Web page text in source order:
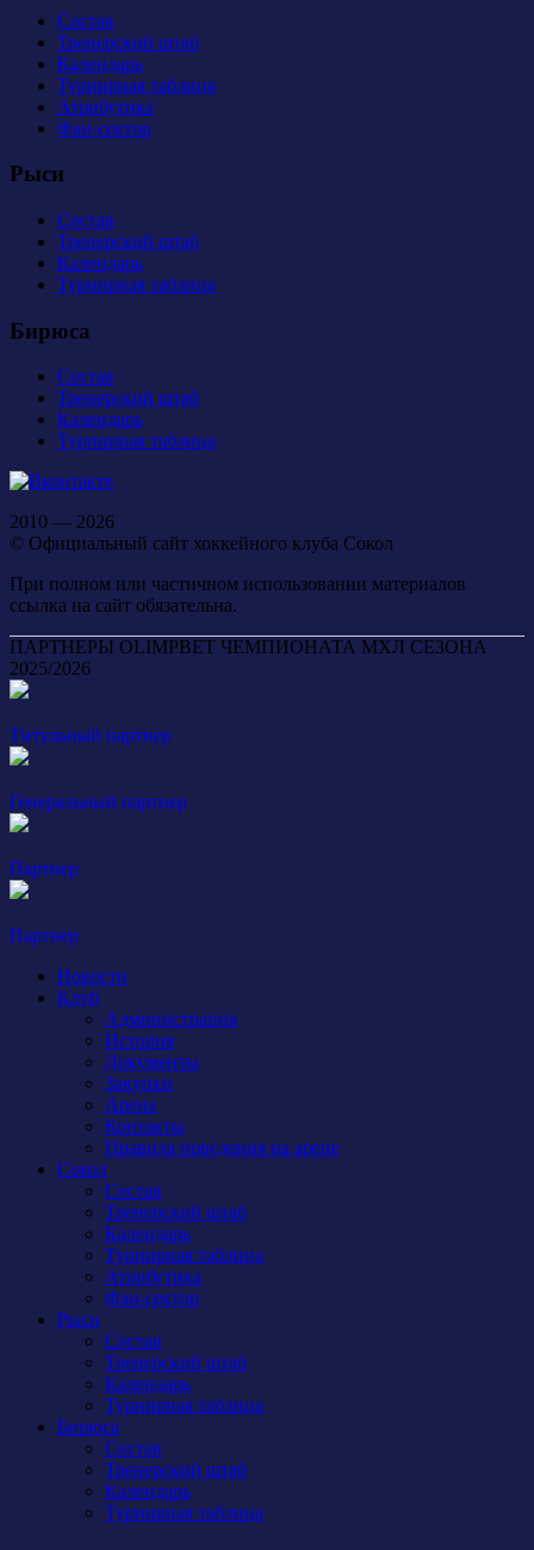
Состав
Тренерский штаб
Календарь
Турнирная таблица
Атрибутика
Фан-сектор
Рыси
Состав
Тренерский штаб
Календарь
Турнирная таблица
Бирюса
Состав
Тренерский штаб
Календарь
Турнирная таблица
2010 — 2026
© Официальный сайт хоккейного клуба Сокол
При полном или частичном использовании материалов
ссылка на сайт обязательна.
ПАРТНЕРЫ OLIMPBET ЧЕМПИОНАТА МХЛ СЕЗОНА
2025/2026
Титульный партнер
Генеральный партнер
Партнер
Партнер
Новости
Клуб
Администрация
История
Документы
Закупки
Арена
Контакты
Правила поведения на арене
Сокол
Состав
Тренерский штаб
Календарь
Турнирная таблица
Атрибутика
Фан-сектор
Рыси
Состав
Тренерский штаб
Календарь
Турнирная таблица
Бирюса
Состав
Тренерский штаб
Календарь
Турнирная таблица